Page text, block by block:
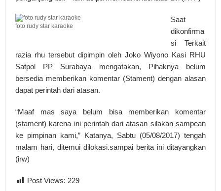
foto rudy star karaoke
Saat
dikonfirma
si Terkait
razia rhu tersebut dipimpin oleh Joko Wiyono Kasi RHU
Satpol PP Surabaya mengatakan, Pihaknya belum
bersedia memberikan komentar (Stament) dengan alasan
dapat perintah dari atasan.
“Maaf mas saya belum bisa memberikan komentar
(stament) karena ini perintah dari atasan silakan sampean
ke pimpinan kami,” Katanya, Sabtu (05/08/2017) tengah
malam hari, ditemui dilokasi.sampai berita ini ditayangkan
(irw)
Post Views: 229